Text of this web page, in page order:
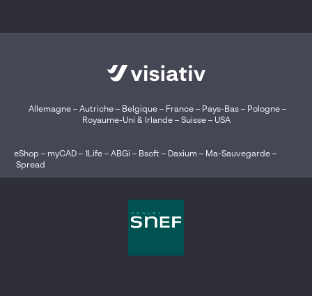
Allemagne– Autriche– Belgique – France– Pays-Bas– Pologne–
Royaume-Uni & Irlande– Suisse– USA
eShop – myCAD – 1Life – ABGi – Bsoft – Daxium – Ma-Sauvegarde –
Spread